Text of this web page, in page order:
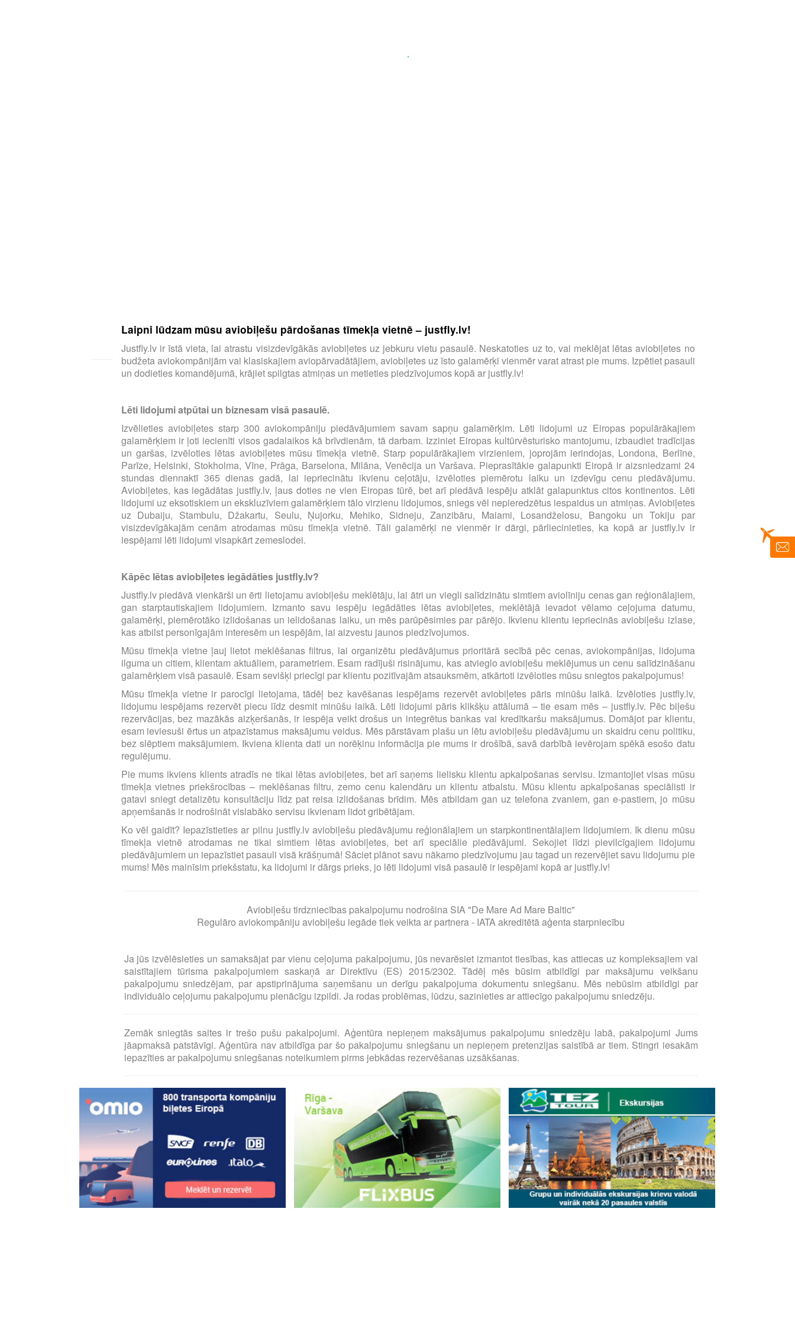
Laipni lūdzam mūsu aviobiļešu pārdošanas tīmekļa vietnē – justfly.lv!
Justfly.lv ir īstā vieta, lai atrastu visizdevīgākās aviobiļetes uz jebkuru vietu pasaulē. Neskatoties uz to, vai meklējat lētas aviobiļetes no
budžeta aviokompānijām vai klasiskajiem aviopārvadātājiem, aviobiļetes uz īsto galamērķi vienmēr varat atrast pie mums. Izpētiet pasauli
un dodieties komandējumā, krājiet spilgtas atmiņas un metieties piedzīvojumos kopā ar justfly.lv!
Lēti lidojumi atpūtai un biznesam visā pasaulē.
Izvēlieties aviobiļetes starp 300 aviokompāniju piedāvājumiem savam sapņu galamērķim. Lēti lidojumi uz Eiropas populārākajiem
galamērķiem ir ļoti iecienīti visos gadalaikos kā brīvdienām, tā darbam. Izziniet Eiropas kultūrvēsturisko mantojumu, izbaudiet tradīcijas
un garšas, izvēloties lētas aviobiļetes mūsu tīmekļa vietnē. Starp populārākajiem virzieniem, joprojām ierindojas, Londona, Berlīne,
Parīze, Helsinki, Stokholma, Vīne, Prāga, Barselona, Milāna, Venēcija un Varšava. Pieprasītākie galapunkti Eiropā ir aizsniedzami 24
stundas diennaktī 365 dienas gadā, lai iepriecinātu ikvienu ceļotāju, izvēloties piemērotu laiku un izdevīgu cenu piedāvājumu.
Aviobiļetes, kas iegādātas justfly.lv, ļaus doties ne vien Eiropas tūrē, bet arī piedāvā iespēju atklāt galapunktus citos kontinentos. Lēti
lidojumi uz eksotiskiem un ekskluzīviem galamērķiem tālo virzienu lidojumos, sniegs vēl nepieredzētus iespaidus un atmiņas. Aviobiļetes
uz Dubaiju, Stambulu, Džakartu, Seulu, Ņujorku, Mehiko, Sidneju, Zanzibāru, Maiami, Losandželosu, Bangoku un Tokiju par
visizdevīgākajām cenām atrodamas mūsu tīmekļa vietnē. Tāli galamērķi ne vienmēr ir dārgi, pārliecinieties, ka kopā ar justfly.lv ir
iespējami lēti lidojumi visapkārt zemeslodei.
Kāpēc lētas aviobiļetes iegādāties justfly.lv?
Justfly.lv piedāvā vienkārši un ērti lietojamu aviobiļešu meklētāju, lai ātri un viegli salīdzinātu simtiem aviolīniju cenas gan reģionālajiem,
gan starptautiskajiem lidojumiem. Izmanto savu iespēju iegādāties lētas aviobiļetes, meklētājā ievadot vēlamo ceļojuma datumu,
galamērķi, piemērotāko izlidošanas un ielidošanas laiku, un mēs parūpēsimies par pārējo. Ikvienu klientu iepriecinās aviobiļešu izlase,
kas atbilst personīgajām interesēm un iespējām, lai aizvestu jaunos piedzīvojumos.
Mūsu tīmekļa vietne ļauj lietot meklēšanas filtrus, lai organizētu piedāvājumus prioritārā secībā pēc cenas, aviokompānijas, lidojuma
ilguma un citiem, klientam aktuāliem, parametriem. Esam radījuši risinājumu, kas atvieglo aviobiļešu meklējumus un cenu salīdzināšanu
galamērķiem visā pasaulē. Esam sevišķi priecīgi par klientu pozitīvajām atsauksmēm, atkārtoti izvēloties mūsu sniegtos pakalpojumus!
Mūsu tīmekļa vietne ir parocīgi lietojama, tādēļ bez kavēšanas iespējams rezervēt aviobiļetes pāris minūšu laikā. Izvēloties justfly.lv,
lidojumu iespējams rezervēt piecu līdz desmit minūšu laikā. Lēti lidojumi pāris klikšķu attālumā – tie esam mēs – justfly.lv. Pēc biļešu
rezervācijas, bez mazākās aizķeršanās, ir iespēja veikt drošus un integrētus bankas vai kredītkaršu maksājumus. Domājot par klientu,
esam ieviesuši ērtus un atpazīstamus maksājumu veidus. Mēs pārstāvam plašu un lētu aviobiļešu piedāvājumu un skaidru cenu politiku,
bez slēptiem maksājumiem. Ikviena klienta dati un norēķinu informācija pie mums ir drošībā, savā darbībā ievērojam spēkā esošo datu
regulējumu.
Pie mums ikviens klients atradīs ne tikai lētas aviobiļetes, bet arī saņems lielisku klientu apkalpošanas servisu. Izmantojiet visas mūsu
tīmekļa vietnes priekšrocības – meklēšanas filtru, zemo cenu kalendāru un klientu atbalstu. Mūsu klientu apkalpošanas speciālisti ir
gatavi sniegt detalizētu konsultāciju līdz pat reisa izlidošanas brīdim. Mēs atbildam gan uz telefona zvaniem, gan e-pastiem, jo mūsu
apņemšanās ir nodrošināt vislabāko servisu ikvienam lidot gribētājam.
Ko vēl gaidīt? Iepazīstieties ar pilnu justfly.lv aviobiļešu piedāvājumu reģionālajiem un starpkontinentālajiem lidojumiem. Ik dienu mūsu
tīmekļa vietnē atrodamas ne tikai simtiem lētas aviobiļetes, bet arī speciālie piedāvājumi. Sekojiet līdzi pievilcīgajiem lidojumu
piedāvājumiem un iepazīstiet pasauli visā krāšņumā! Sāciet plānot savu nākamo piedzīvojumu jau tagad un rezervējiet savu lidojumu pie
mums! Mēs mainīsim priekšstatu, ka lidojumi ir dārgs prieks, jo lēti lidojumi visā pasaulē ir iespējami kopā ar justfly.lv!
Aviobiļešu tirdzniecības pakalpojumu nodrošina SIA "De Mare Ad Mare Baltic"
Regulāro aviokompāniju aviobiļešu iegāde tiek veikta ar partnera - IATA akreditētā aģenta starpniecību
Ja jūs izvēlēsieties un samaksājat par vienu ceļojuma pakalpojumu, jūs nevarēsiet izmantot tiesības, kas attiecas uz kompleksajiem vai
saistītajiem tūrisma pakalpojumiem saskaņā ar Direktīvu (ES) 2015/2302. Tādēļ mēs būsim atbildīgi par maksājumu veikšanu
pakalpojumu sniedzējam, par apstiprinājuma saņemšanu un derīgu pakalpojuma dokumentu sniegšanu. Mēs nebūsim atbildīgi par
individuālo ceļojumu pakalpojumu pienācīgu izpildi. Ja rodas problēmas, lūdzu, sazinieties ar attiecīgo pakalpojumu sniedzēju.
Zemāk sniegtās saites ir trešo pušu pakalpojumi. Aģentūra nepieņem maksājumus pakalpojumu sniedzēju labā, pakalpojumi Jums
jāapmaksā patstāvīgi. Aģentūra nav atbildīga par šo pakalpojumu sniegšanu un nepieņem pretenzijas saistībā ar tiem. Stingri iesakām
iepazīties ar pakalpojumu sniegšanas noteikumiem pirms jebkādas rezervēšanas uzsākšanas.